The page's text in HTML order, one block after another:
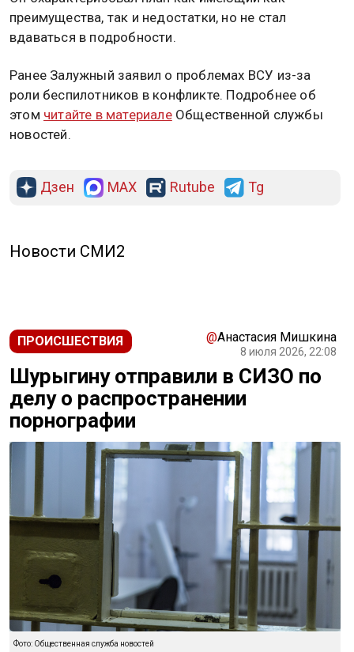
преимущества, так и недостатки, но не стал
вдаваться в подробности.
Ранее Залужный заявил о проблемах ВСУ из-за
роли беспилотников в конфликте. Подробнее об
этом читайте в материалеОбщественной службы
новостей.
Дзен MAX Rutube Tg
Новости СМИ2
ПРОИСШЕСТВИЯ @Анастасия Мишкина
8 июля 2026, 22:08
Шурыгину отправили в СИЗО по
делу о распространении
порнографии
Фото: Общественная служба новостей